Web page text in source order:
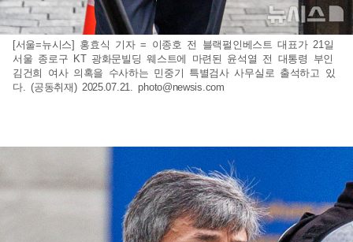
[서울=뉴시스] 홍효식 기자 = 이종호 전 블랙펄인베스트 대표가 21일
서울 종로구 KT 광화문빌딩 웨스트에 마련된 윤석열 전 대통령 부인
김건희 여사 의혹을 수사하는 민중기 특별검사 사무실로 출석하고 있
다. (공동취재) 2025.07.21.photo@newsis.com